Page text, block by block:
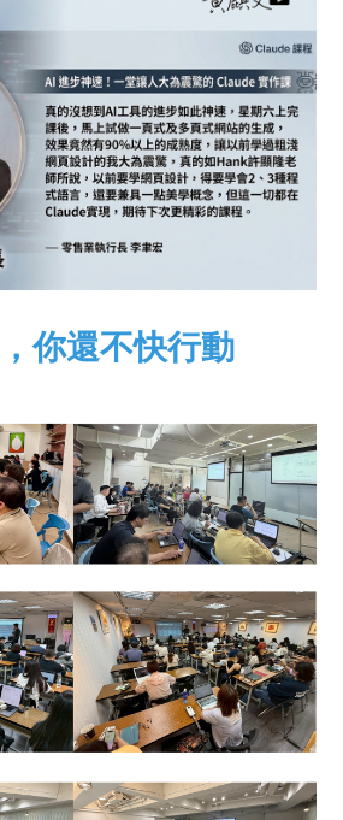
，你還不快行動